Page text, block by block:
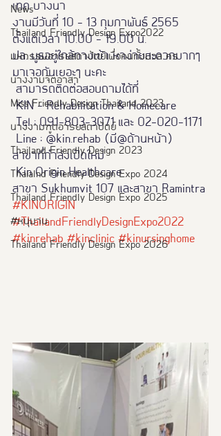
News
Thailand Friendly Design Expo2022
มหกรรมอารยสถาปัตย์เพื่อคนทั้งมวล คร
นางงามจิตอาสา
Miss Friendly Design Thailand 2023
นางงามฑูตอารยสถาปัตย์
Thailand Friendly Design 2023
Thaialnd Friendly Design Expo 2024
Thailand Friendly Design Expo 2025
#หนุมาน
Thailand Friendly Design Expo 2026
เทค บางนา
งานมีวันที่ 10 - 13 กุมภาพันธ์ 2565
ตั้งแต่เวลา 10.00 - 19.00 น.
ปล. บูธอยู่ใกล้ทางเข้า หาง่ายสะดวกมากๆ
มาเจอกันเยอะๆ นะคะ
สามารถติดต่อสอบถามได้ที่
KIN - Rehabilitation & Homecare
Tel : 091-803-3071 และ 02-020-1171
Line : @kin.rehab (มี@ด้านหน้า)
สาขาที่กำลังเปิดใหม่
Kin Origin Healthcare
สาขา Sukhumvit 107 และสาขา Ramintra
#KINORIGIN
#ThailandFriendlyDesignExpo2022
#kinrehab #kinclinic #kinursinghome